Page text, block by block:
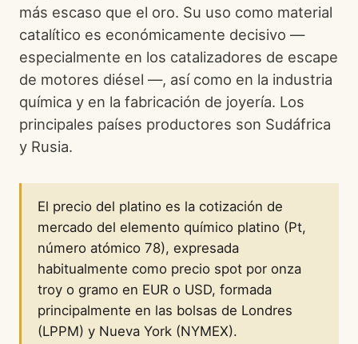
más escaso que el oro. Su uso como material
catalítico es económicamente decisivo —
especialmente en los catalizadores de escape
de motores diésel —, así como en la industria
química y en la fabricación de joyería. Los
principales países productores son Sudáfrica
y Rusia.
El precio del platino es la cotización de
mercado del elemento químico platino (Pt,
número atómico 78), expresada
habitualmente como precio spot por onza
troy o gramo en EUR o USD, formada
principalmente en las bolsas de Londres
(LPPM) y Nueva York (NYMEX).